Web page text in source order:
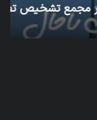
تصویب